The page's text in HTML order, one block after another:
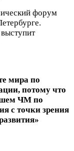
форум
мира по
потому что
ЧМ по
с точки зрения